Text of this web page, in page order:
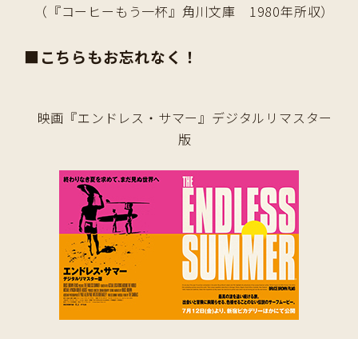
（『コーヒーもう一杯』角川文庫 1980年所収）
■ こちらもお忘れなく！
映画『エンドレス・サマー』デジタルリマスター
版